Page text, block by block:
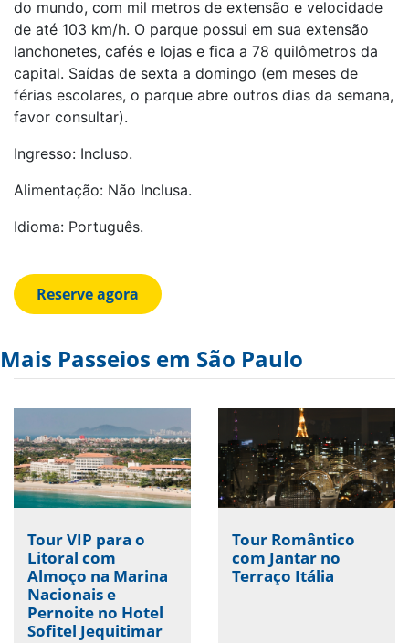
do mundo, com mil metros de extensão e velocidade
de até 103 km/h. O parque possui em sua extensão
lanchonetes, cafés e lojas e fica a 78 quilômetros da
capital. Saídas de sexta a domingo (em meses de
férias escolares, o parque abre outros dias da semana,
favor consultar).
Ingresso: Incluso.
Alimentação: Não Inclusa.
Idioma: Português.
Mais Passeios em São Paulo
Tour VIP para o
Litoral com
Almoço na Marina
Nacionais e
Pernoite no Hotel
Sofitel Jequitimar
Tour Romântico
com Jantar no
Terraço Itália